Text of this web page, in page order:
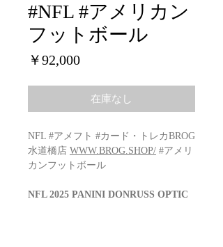
#NFL #アメリカン
フットボール
￥92,000価
在庫なし
NFL #アメフト #カード・トレカBROG
水道橋店 WWW.BROG.SHOP/ #アメリ
カンフットボール
NFL 2025 PANINI DONRUSS OPTIC